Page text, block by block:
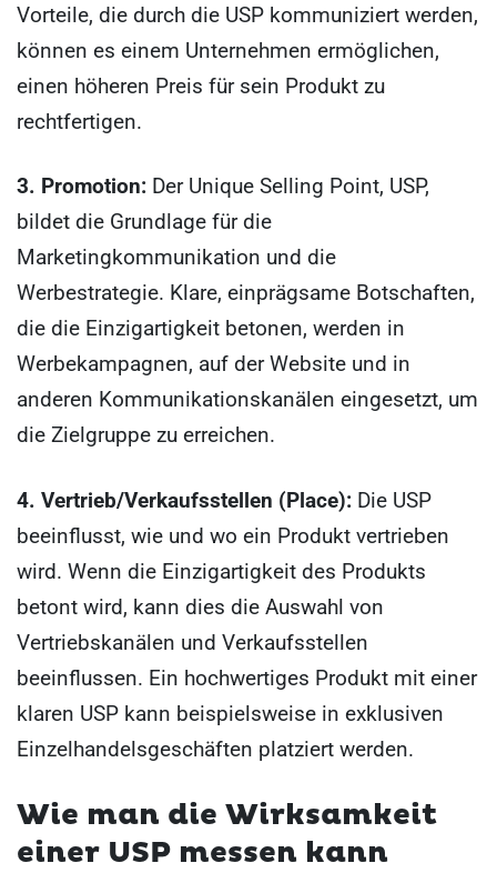
Vorteile, die durch die USP kommuniziert werden,
können es einem Unternehmen ermöglichen,
einen höheren Preis für sein Produkt zu
rechtfertigen.
3. Promotion: Der Unique Selling Point, USP,
bildet die Grundlage für die
Marketingkommunikation und die
Werbestrategie. Klare, einprägsame Botschaften,
die die Einzigartigkeit betonen, werden in
Werbekampagnen, auf der Website und in
anderen Kommunikationskanälen eingesetzt, um
die Zielgruppe zu erreichen.
4. Vertrieb/Verkaufsstellen (Place): Die USP
beeinflusst, wie und wo ein Produkt vertrieben
wird. Wenn die Einzigartigkeit des Produkts
betont wird, kann dies die Auswahl von
Vertriebskanälen und Verkaufsstellen
beeinflussen. Ein hochwertiges Produkt mit einer
klaren USP kann beispielsweise in exklusiven
Einzelhandelsgeschäften platziert werden.
Wie man die Wirksamkeit
einer USP messen kann